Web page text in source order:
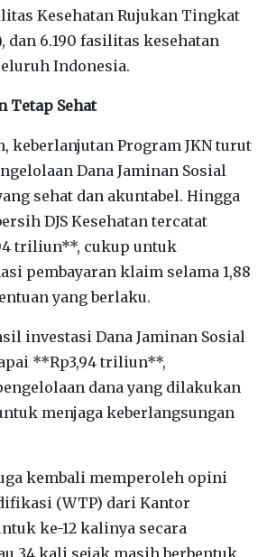
Kesehatan Rujukan Tingkat
dan 6.190 fasilitas kesehatan
Indonesia.
Tetap Sehat
keberlanjutan Program JKN turut
Dana Jaminan Sosial
sehat dan akuntabel. Hingga
DJS Kesehatan tercatat
triliun**, cukup untuk
pembayaran klaim selama 1,88
yang berlaku.
investasi Dana Jaminan Sosial
**Rp3,94 triliun**,
dana yang dilakukan
menjaga keberlangsungan
kembali memperoleh opini
(WTP) dari Kantor
ke-12 kalinya secara
34 kali sejak masih berbentuk